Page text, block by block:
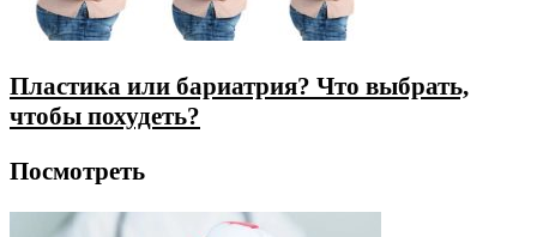
Пластика или бариатрия? Что выбрать,
чтобы похудеть?
Посмотреть